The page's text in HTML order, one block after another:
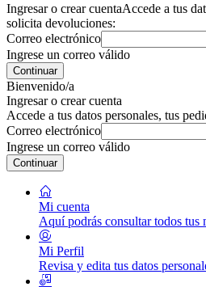
Ingresar o crear cuentaAccede a tus
solicita devoluciones:
Correo electrónico
Ingrese un correo válido
Continuar
Bienvenido/a
Ingresar o crear cuenta
Accede a tus datos personales, tus
Correo electrónico
Ingrese un correo válido
Continuar
Mi cuenta
Aquí podrás consultar todos tus
Mi Perfil
Revisa y edita tus datos